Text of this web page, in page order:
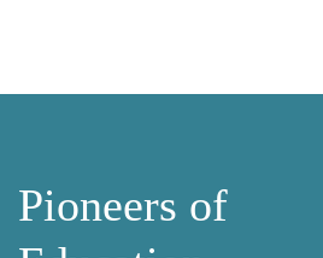
Pioneers of